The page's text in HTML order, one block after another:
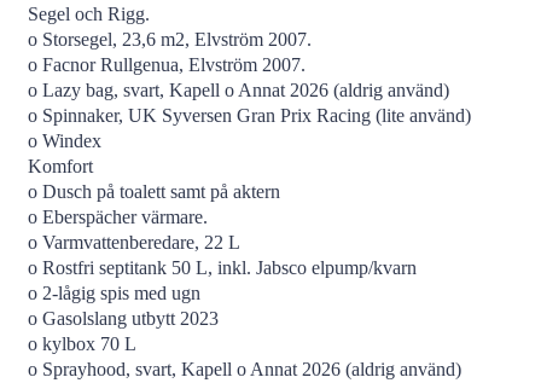
Segel och Rigg.
o Storsegel, 23,6 m2, Elvström 2007.
o Facnor Rullgenua, Elvström 2007.
o Lazy bag, svart, Kapell o Annat 2026 (aldrig använd)
o Spinnaker, UK Syversen Gran Prix Racing (lite använd)
o Windex
Komfort
o Dusch på toalett samt på aktern
o Eberspächer värmare.
o Varmvattenberedare, 22 L
o Rostfri septitank 50 L, inkl. Jabsco elpump/kvarn
o 2-lågig spis med ugn
o Gasolslang utbytt 2023
o kylbox 70 L
o Sprayhood, svart, Kapell o Annat 2026 (aldrig använd)